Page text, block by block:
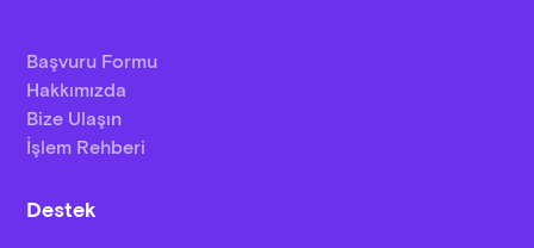
Başvuru Formu
Hakkımızda
Bize Ulaşın
İşlem Rehberi
Destek